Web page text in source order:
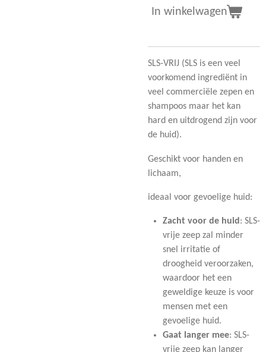
In winkelwagen
SLS-VRIJ (SLS is een veel
voorkomend ingrediënt in
veel commerciële zepen en
shampoos maar het kan
hard en uitdrogend zijn voor
de huid).
Geschikt voor handen en
lichaam,
ideaal voor gevoelige huid:
Zacht voor de huid: SLS-
vrije zeep zal minder
snel irritatie of
droogheid veroorzaken,
waardoor het een
geweldige keuze is voor
mensen met een
gevoelige huid.
Gaat langer mee: SLS-
vrije zeep kan langer